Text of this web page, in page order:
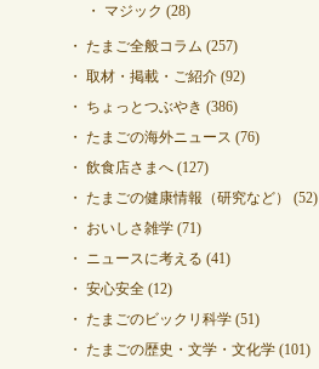
マジック (28)
たまご全般コラム (257)
取材・掲載・ご紹介(92)
ちょっとつぶやき (386)
たまごの海外ニュース (76)
飲食店さまへ(127)
たまごの健康情報（研究など）
(52)
おいしさ雑学(71)
ニュースに考える (41)
安心安全(12)
たまごのビックリ科学(51)
たまごの歴史・文学・文化学(101)